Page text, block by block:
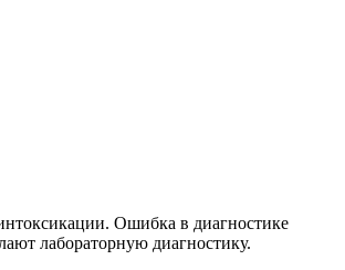
Ошибка в диагностике
лабораторную диагностику.